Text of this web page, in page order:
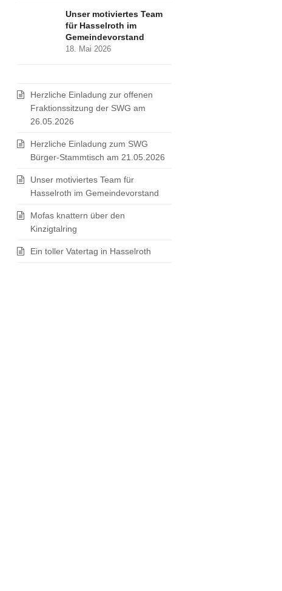
Unser motiviertes Team
für Hasselroth im
Gemeindevorstand
18. Mai 2026
Herzliche Einladung zur offenen
Fraktionssitzung der SWG am
26.05.2026
Herzliche Einladung zum SWG
Bürger-Stammtisch am 21.05.2026
Unser motiviertes Team für
Hasselroth im Gemeindevorstand
Mofas knattern über den
Kinzigtalring
Ein toller Vatertag in Hasselroth